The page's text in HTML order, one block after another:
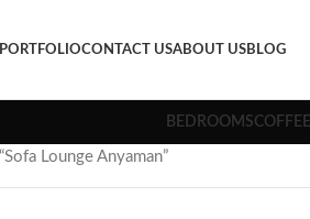
PORTFOLIOCONTACT USABOUT USBLOG
BEDROOMS
Lounge Anyaman”